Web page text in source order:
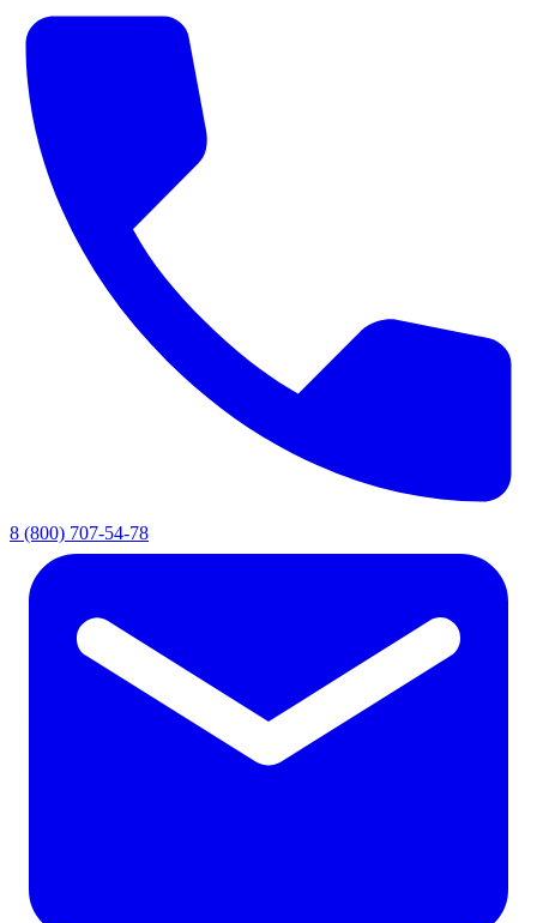
8 (800) 707-54-78